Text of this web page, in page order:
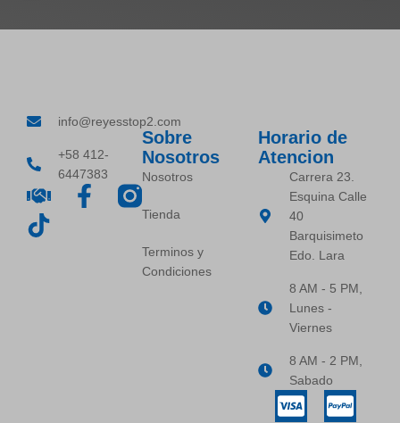
info@reyesstop2.com
+58 412-
6447383
Sobre
Nosotros
Nosotros
Tienda
Terminos y
Condiciones
Horario de
Atencion
Carrera 23.
Esquina Calle
40
Barquisimeto
Edo. Lara
8 AM - 5 PM,
Lunes -
Viernes
8 AM - 2 PM,
Sabado